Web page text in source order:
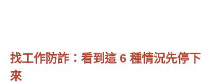
找工作防詐：看到這 6 種情況先停下
來